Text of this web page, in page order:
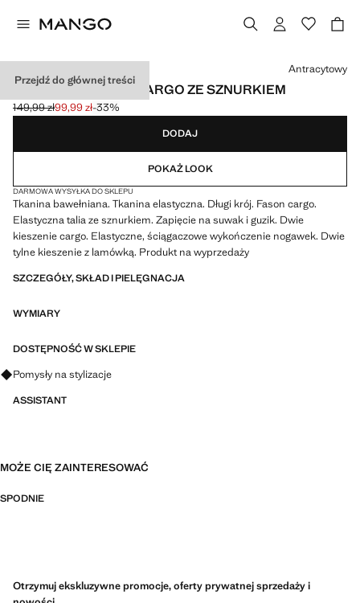
Przejdź do głównej treści
SPODNIE JOGGER CARGO ZE SZNURKIEM
Skreślona cena początkowa [149,99 zł ]
149,99 zł
Aktualna cena [99,99 zł ]
99,99 zł-33%
Wybierz kolor
Antracytowy
DODAJ
POKAŻ LOOK
DARMOWA WYSYŁKA DO SKLEPU
Tkanina bawełniana. Tkanina elastyczna. Długi krój. Fason cargo.
Elastyczna talia ze sznurkiem. Zapięcie na suwak i guzik. Dwie
kieszenie cargo. Elastyczne, ściągaczowe wykończenie nogawek. Dwie
tylne kieszenie z lamówką. Produkt na wyprzedaży
SZCZEGÓŁY, SKŁAD I PIELĘGNACJA
WYMIARY
DOSTĘPNOŚĆ W SKLEPIE
Zapytaj o stylizacje, ubrania i trendy
Pomysły na stylizacje
ASSISTANT
MOŻE CIĘ ZAINTERESOWAĆ
SPODNIE
Otrzymuj ekskluzywne promocje, oferty prywatnej sprzedaży i